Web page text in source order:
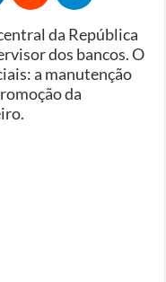
da República
dos bancos. O
a manutenção
da